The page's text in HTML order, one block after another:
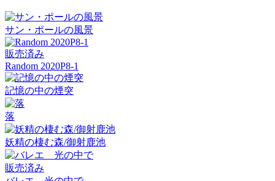
サン・ポールの風景
販売済み
Random 2020P8-1
記憶の中の煙突
落
妖精の棲む森/御射鹿池
販売済み